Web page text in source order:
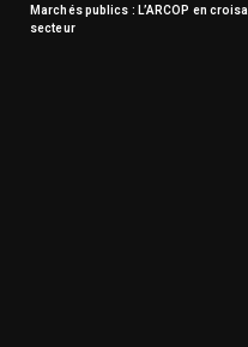
Marchés publics : L’ARCOP en
secteur